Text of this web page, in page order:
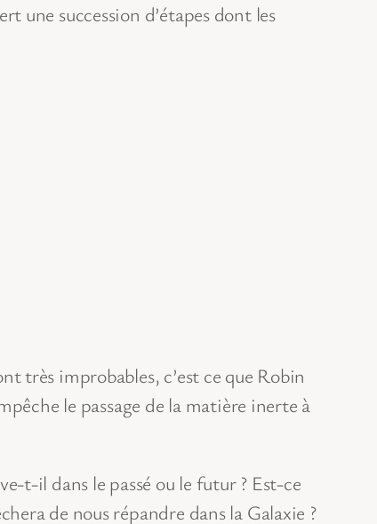
une succession d’étapes dont les
très improbables, c’est ce que Robin
le passage de la matière inerte à
t-il dans le passé ou le futur ? Est-ce
de nous répandre dans la Galaxie ?